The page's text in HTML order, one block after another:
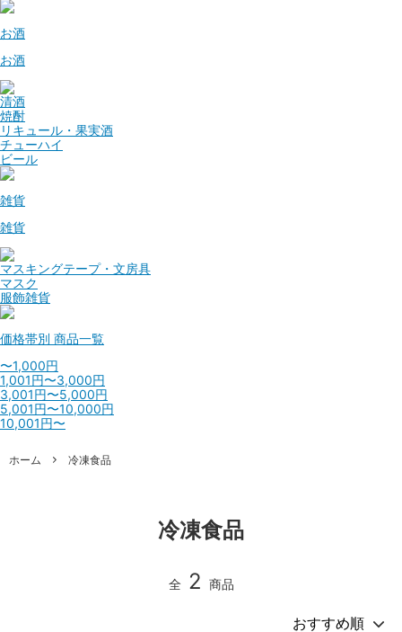
お酒
お酒
清酒
焼酎
リキュール・果実酒
チューハイ
ビール
雑貨
雑貨
マスキングテープ・文房具
マスク
服飾雑貨
価格帯別 商品一覧
〜1,000円
1,001円〜3,000円
3,001円〜5,000円
5,001円〜10,000円
10,001円〜
ホーム 冷凍食品
冷凍食品
全 2 商品